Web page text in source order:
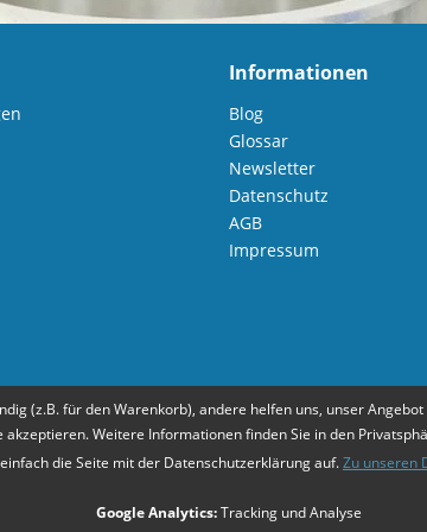
Informationen
Blog
Glossar
Newsletter
Datenschutz
AGB
Impressum
ZahlungsartenMehr Informationen
(z.B. für den Warenkorb), andere helfen uns, unser
Weitere Informationen finden Sie in den
die Seite mit der Datenschutzerklärung auf.Zu unseren
Google Analytics:Tracking und Analyse